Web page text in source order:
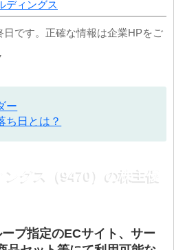
ディングス
です。正確な情報は企業HPをご
ー
ち日とは？
グス（9470）の株主優
プ指定のECサイト、サー